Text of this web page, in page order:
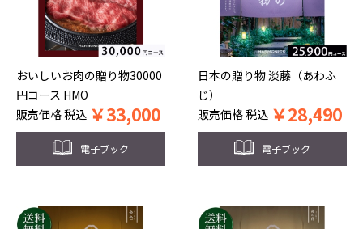
おいしいお肉の贈り物30000
円コース HMO
販売価格税込 ￥33,000
電子ブック
日本の贈り物 淡藤（あわふ
じ）
販売価格税込 ￥28,490
電子ブック